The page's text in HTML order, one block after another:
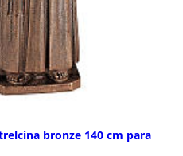
bronze 140 cm para